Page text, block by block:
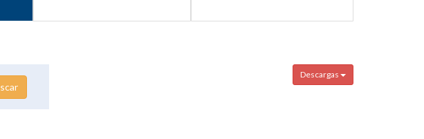
Descargas